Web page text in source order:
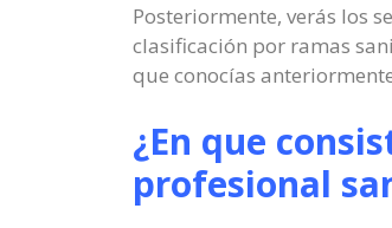
Posteriormente, verás los
clasificación por ramas
que conocías
¿En que
profesional